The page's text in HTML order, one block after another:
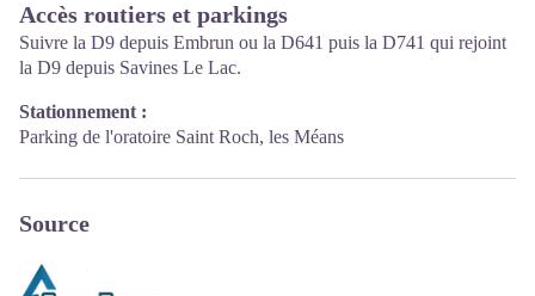
Accès routiers et parkings
Suivre la D9 depuis Embrun ou la D641 puis la D741 qui rejoint
la D9 depuis Savines Le Lac.
Stationnement :
Parking de l'oratoire Saint Roch, les Méans
Source